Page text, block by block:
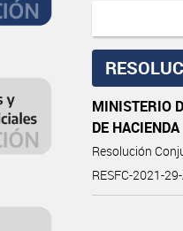
MINISTERIO
DE HACIENDA
Resolución
RESFC-2021-